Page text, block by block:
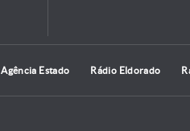
Agência Estado Rádio Eldorado